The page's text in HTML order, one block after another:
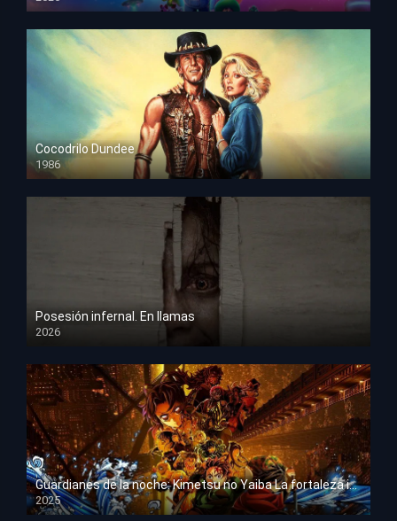
HD 1080p
Cocodrilo Dundee
1986
HD 1080p
Posesión infernal. En llamas
2026
HD 1080p
Guardianes de la noche: Kimetsu no Yaiba La fortaleza infinita
2025
HD 1080p